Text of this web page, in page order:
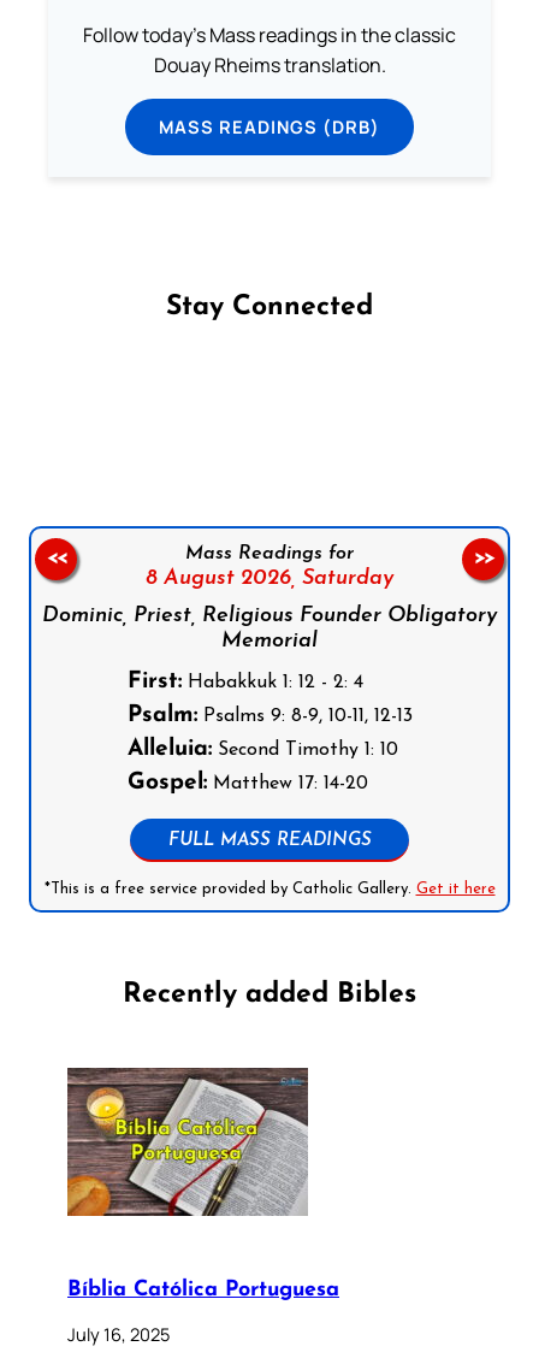
Follow today's Mass readings in the classic
Douay Rheims translation.
MASS READINGS (DRB)
Stay Connected
Mass Readings for
8 August 2026, Saturday
Dominic, Priest, Religious Founder Obligatory
Memorial
First:Habakkuk 1: 12 - 2: 4
Psalm:Psalms 9: 8-9, 10-11, 12-13
Alleluia:Second Timothy 1: 10
Gospel:Matthew 17: 14-20
FULL MASS READINGS
*This is a free service provided by Catholic Gallery. Get it here
<< >>
Recently added Bibles
Bíblia Católica Portuguesa
July 16, 2025